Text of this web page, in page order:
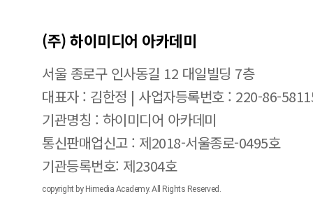
(주) 하이미디어 아카데미
서울 종로구 인사동길 12 대일빌딩 7층
대표자 : 김한정 | 사업자등록번호 : 220-86-
기관명칭 : 하이미디어 아카데미
통신판매업신고 : 제2018-서울종로-0495호
기관등록번호: 제2304호
copyright by Himedia Academy. All Rights Reserved.